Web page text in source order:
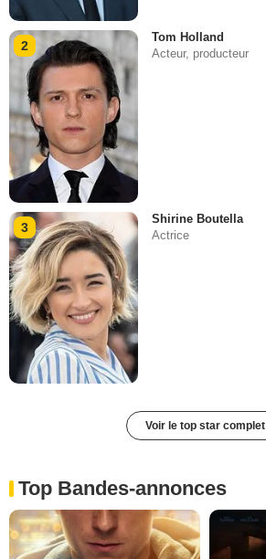
2
Tom Holland
Acteur, producteur
3
Shirine Boutella
Actrice
Voir le top star complet
Top Bandes-annonces